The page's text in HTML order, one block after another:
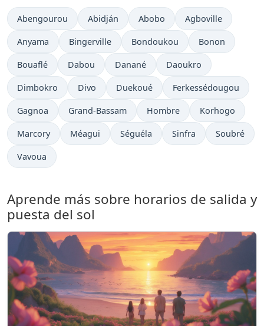
Abengourou Abidján Abobo Agboville
Anyama Bingerville Bondoukou Bonon
Bouaflé Dabou Danané Daoukro
Dimbokro Divo Duekoué Ferkessédougou
Gagnoa Grand-Bassam Hombre Korhogo
Marcory Méagui Séguéla Sinfra Soubré
Vavoua
Aprende más sobre horarios de salida y
puesta del sol